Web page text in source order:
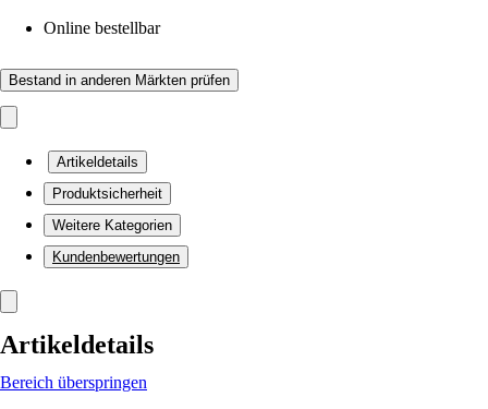
Online bestellbar
Bestand in anderen Märkten prüfen
Artikeldetails
Produktsicherheit
Weitere Kategorien
Kundenbewertungen
Artikeldetails
Bereich überspringen